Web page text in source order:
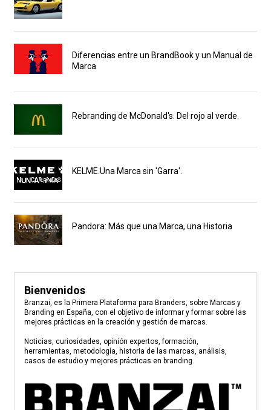
Diferencias entre un BrandBook y un Manual de
Marca
Rebranding de McDonald's. Del rojo al verde.
KELME.Una Marca sin 'Garra'.
Pandora: Más que una Marca, una Historia
Bienvenidos
Branzai, es la Primera Plataforma para Branders, sobre Marcas y
Branding en España, con el objetivo de informar y formar sobre las
mejores prácticas en la creación y gestión de marcas.
Noticias, curiosidades, opinión expertos, formación,
herramientas, metodología, historia de las marcas, análisis,
casos de estudio y mejores prácticas en branding.